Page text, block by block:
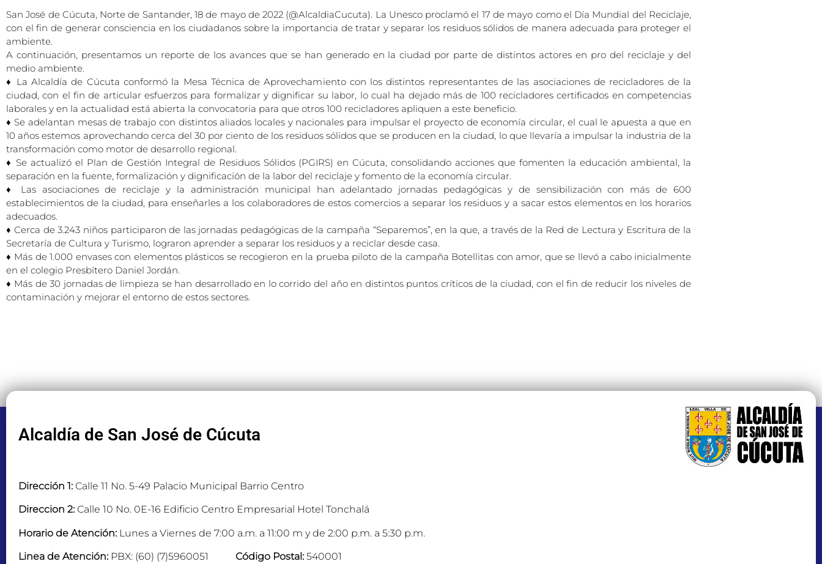
San José de Cúcuta, Norte de Santander, 18 de mayo de 2022 (@AlcaldiaCucuta). La Unesco proclamó el 17 de mayo como el Día Mundial del Reciclaje,
con el fin de generar consciencia en los ciudadanos sobre la importancia de tratar y separar los residuos sólidos de manera adecuada para proteger el
ambiente.
A continuación, presentamos un reporte de los avances que se han generado en la ciudad por parte de distintos actores en pro del reciclaje y del
medio ambiente.
♦ La Alcaldía de Cúcuta conformó la Mesa Técnica de Aprovechamiento con los distintos representantes de las asociaciones de recicladores de la
ciudad, con el fin de articular esfuerzos para formalizar y dignificar su labor, lo cual ha dejado más de 100 recicladores certificados en competencias
laborales y en la actualidad está abierta la convocatoria para que otros 100 recicladores apliquen a este beneficio.
♦ Se adelantan mesas de trabajo con distintos aliados locales y nacionales para impulsar el proyecto de economía circular, el cual le apuesta a que en
10 años estemos aprovechando cerca del 30 por ciento de los residuos sólidos que se producen en la ciudad, lo que llevaría a impulsar la industria de la
transformación como motor de desarrollo regional.
♦ Se actualizó el Plan de Gestión Integral de Residuos Sólidos (PGIRS) en Cúcuta, consolidando acciones que fomenten la educación ambiental, la
separación en la fuente, formalización y dignificación de la labor del reciclaje y fomento de la economía circular.
♦ Las asociaciones de reciclaje y la administración municipal han adelantado jornadas pedagógicas y de sensibilización con más de 600
establecimientos de la ciudad, para enseñarles a los colaboradores de estos comercios a separar los residuos y a sacar estos elementos en los horarios
adecuados.
♦ Cerca de 3.243 niños participaron de las jornadas pedagógicas de la campaña “Separemos”, en la que, a través de la Red de Lectura y Escritura de la
Secretaría de Cultura y Turismo, lograron aprender a separar los residuos y a reciclar desde casa.
♦ Más de 1.000 envases con elementos plásticos se recogieron en la prueba piloto de la campaña Botellitas con amor, que se llevó a cabo inicialmente
en el colegio Presbítero Daniel Jordán.
♦ Más de 30 jornadas de limpieza se han desarrollado en lo corrido del año en distintos puntos críticos de la ciudad, con el fin de reducir los niveles de
contaminación y mejorar el entorno de estos sectores.
Alcaldía de San José de Cúcuta
Dirección 1: Calle 11 No. 5-49 Palacio Municipal Barrio Centro
Direccion 2: Calle 10 No. 0E-16 Edificio Centro Empresarial Hotel Tonchalá
Horario de Atención: Lunes a Viernes de 7:00 a.m. a 11:00 m y de 2:00 p.m. a 5:30 p.m.
Linea de Atención: PBX: (60) (7)5960051 Código Postal: 540001